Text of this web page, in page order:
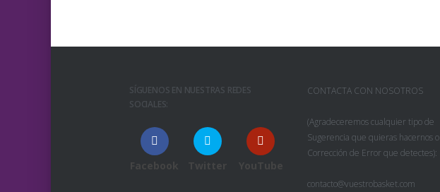
SÍGUENOS EN NUESTRAS REDES
SOCIALES:
Facebook Twitter YouTube
CONTACTA CON NOSOTROS
(Agradeceremos cualquier tipo de
Sugerencia que quieras hacernos o
Corrección de Error que detectes):
contacto@vuestrobasket.com